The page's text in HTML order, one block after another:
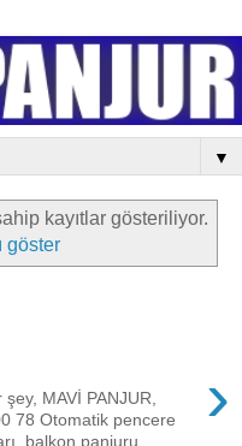
▼
kayıtlar gösteriliyor.
göster
›
MAVİ PANJUR,
78 Otomatik pencere
balkon panjuru,